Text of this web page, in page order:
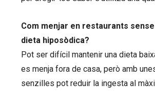
Com menjar en restaurants
dieta hiposòdica?
Pot ser difícil mantenir una dieta
es menja fora de casa, però amb
senzilles pot reduir la ingesta al